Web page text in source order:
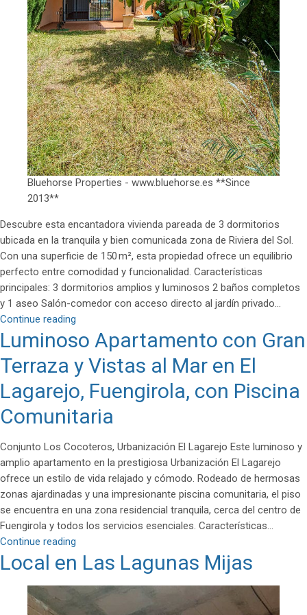
Bluehorse Properties - www.bluehorse.es **Since
2013**
Descubre esta encantadora vivienda pareada de 3 dormitorios
ubicada en la tranquila y bien comunicada zona de Riviera del Sol.
Con una superficie de 150 m², esta propiedad ofrece un equilibrio
perfecto entre comodidad y funcionalidad. Características
principales: 3 dormitorios amplios y luminosos 2 baños completos
y 1 aseo Salón-comedor con acceso directo al jardín privado…
Continue reading
sin
amueblar
en
Riversol
–
Riviera
Sol
Calahonda
Luminoso Apartamento con Gran
Terraza y Vistas al Mar en El
Lagarejo, Fuengirola, con Piscina
Comunitaria
Conjunto Los Cocoteros, Urbanización El Lagarejo Este luminoso y
amplio apartamento en la prestigiosa Urbanización El Lagarejo
ofrece un estilo de vida relajado y cómodo. Rodeado de hermosas
zonas ajardinadas y una impresionante piscina comunitaria, el piso
se encuentra en una zona residencial tranquila, cerca del centro de
Fuengirola y todos los servicios esenciales. Características…
Continue reading
Apartamento
con
Gran
Local en Las Lagunas Mijas